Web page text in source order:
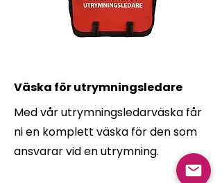
Väska för utrymningsledare
Med vår utrymningsledarväska får
ni en komplett väska för den som
ansvarar vid en utrymning.